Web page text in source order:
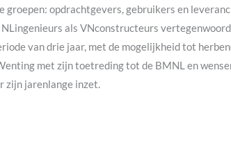
groepen: opdrachtgevers, gebruikers en
als VNconstructeurs
van drie jaar, met de mogelijkheid tot
met zijn toetreding tot de BMNL en
zijn jarenlange inzet.